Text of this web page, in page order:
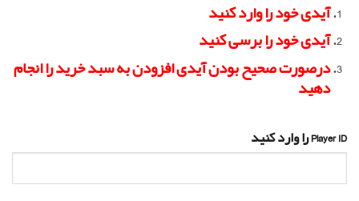
آیدی خود را وارد کنید
آیدی خود را برسی کنید
درصورت صحیح بودن آیدی افزودن به سبد خرید را انجام
دهید
Player ID را وارد کنید